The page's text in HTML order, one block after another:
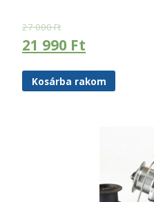
27 000Ft
21 990 Ft
Kosárba rakom